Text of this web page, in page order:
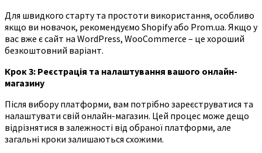
Для швидкого старту та простоти використання, особливо
якщо ви новачок, рекомендуємо Shopify або Prom.ua. Якщо у
вас вже є сайт на WordPress, WooCommerce – це хороший
безкоштовний варіант.
Крок 3: Реєстрація та налаштування вашого онлайн-
магазину
Після вибору платформи, вам потрібно зареєструватися та
налаштувати свій онлайн-магазин. Цей процес може дещо
відрізнятися в залежності від обраної платформи, але
загальні кроки залишаються схожими.